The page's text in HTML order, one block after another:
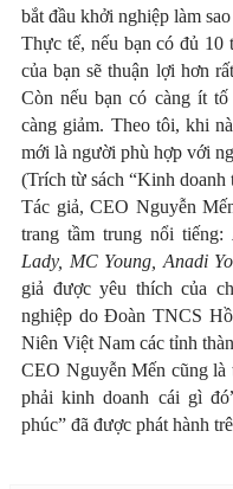
bắt đầu khởi nghiệp làm
Thực tế, nếu bạn có đủ 10
của bạn sẽ thuận lợi hơn
Còn nếu bạn có càng ít
càng giảm. Theo tôi, khi
mới là người phù hợp với
(Trích từ sách “Kinh
Tác giả, CEO Nguyễn
trang tầm trung nổi tiếng:
Lady, MC Young, Anadi
giả được yêu thích của
nghiệp do Đoàn TNCS
Niên Việt Nam các tỉnh
CEO Nguyễn Mến cũng là
phải kinh doanh cái gì
phúc” đã được phát hành